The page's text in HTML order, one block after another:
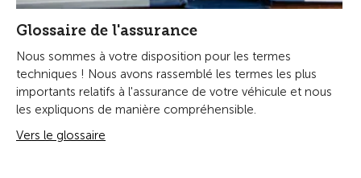
Glossaire de l'assurance
Nous sommes à votre disposition pour les termes
techniques ! Nous avons rassemblé les termes les plus
importants relatifs à l'assurance de votre véhicule et nous
les expliquons de manière compréhensible.
Vers le glossaire